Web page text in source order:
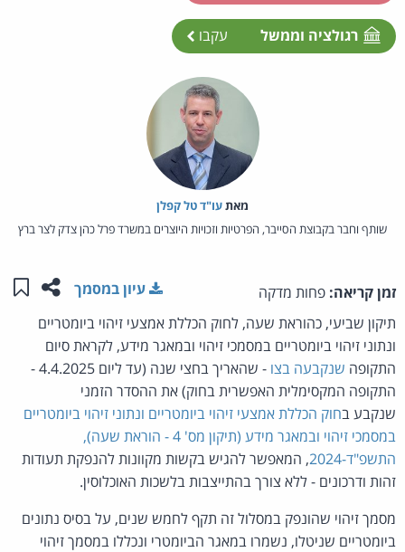
רגולציה וממשל עקבו
מאת‏עו"ד טל קפלן
שותף וחבר בקבוצת הסייבר, הפרטיות וזכויות היוצרים במשרד פרל כהן צדק לצר ברץ
זמן קריאה: פחות מדקה שתפו
עיון במסמך
תיקון שביעי, כהוראת שעה, לחוק הכללת אמצעי זיהוי ביומטריים
ונתוני זיהוי ביומטריים במסמכי זיהוי ובמאגר מידע, לקראת סיום
התקופה שנקבעה בצו
- שהאריך בחצי שנה (עד ליום 4.4.2025 -
התקופה המקסימלית האפשרית בחוק) את ההסדר הזמני
שנקבע בחוק הכללת אמצעי זיהוי ביומטריים ונתוני זיהוי ביומטריים
במסמכי זיהוי ובמאגר מידע (תיקון מס' 4 - הוראת שעה),
התשפ"ד-2024
, המאפשר להגיש בקשות מקוונות להנפקת תעודות
זהות ודרכונים - ללא צורך בהתייצבות בלשכות האוכלוסין.
מסמך זיהוי שהונפק במסלול זה תקף לחמש שנים, על בסיס נתונים
ביומטריים שניטלו, נשמרו במאגר הביומטרי ונכללו במסמך זיהוי